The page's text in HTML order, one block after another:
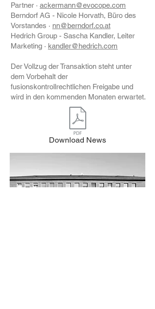
Partner · ackermann@evocope.com
Berndorf AG - Nicole Horvath, Büro des
Vorstandes · nn@berndorf.co.at
Hedrich Group - Sascha Kandler, Leiter
Marketing · kandler@hedrich.com
Der Vollzug der Transaktion steht unter
dem Vorbehalt der
fusionskontrollrechtlichen Freigabe und
wird in den kommenden Monaten erwartet.
Download News